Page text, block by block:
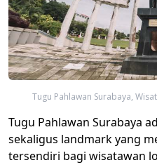
Tugu Pahlawan Surabaya,
Tugu Pahlawan Surabaya
sekaligus landmark yang
tersendiri bagi wisatawan